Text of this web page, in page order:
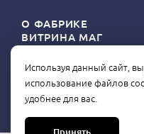
О ФАБРИКЕ
ВИТРИНА МАГ
О магазине
Контакты
Используя данный сайт,
использование файлов
удобнее для вас.